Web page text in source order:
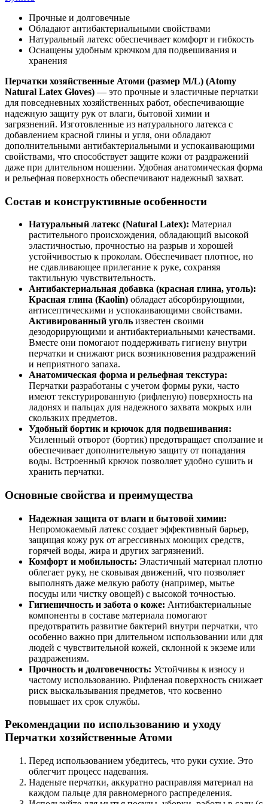
Прочные и долговечные
Обладают антибактериальными свойствами
Натуральный латекс обеспечивает комфорт и гибкость
Оснащены удобным крючком для подвешивания и
хранения
Перчатки хозяйственные Атоми (размер M/L) (Atomy
Natural Latex Gloves) — это прочные и эластичные перчатки
для повседневных хозяйственных работ, обеспечивающие
надежную защиту рук от влаги, бытовой химии и
загрязнений. Изготовленные из натурального латекса с
добавлением красной глины и угля, они обладают
дополнительными антибактериальными и успокаивающими
свойствами, что способствует защите кожи от раздражений
даже при длительном ношении. Удобная анатомическая форма
и рельефная поверхность обеспечивают надежный захват.
Состав и конструктивные особенности
Натуральный латекс (Natural Latex): Материал
растительного происхождения, обладающий высокой
эластичностью, прочностью на разрыв и хорошей
устойчивостью к проколам. Обеспечивает плотное, но
не сдавливающее прилегание к руке, сохраняя
тактильную чувствительность.
Антибактериальная добавка (красная глина, уголь):
Красная глина (Kaolin) обладает абсорбирующими,
антисептическими и успокаивающими свойствами.
Активированный уголь известен своими
дезодорирующими и антибактериальными качествами.
Вместе они помогают поддерживать гигиену внутри
перчатки и снижают риск возникновения раздражений
и неприятного запаха.
Анатомическая форма и рельефная текстура:
Перчатки разработаны с учетом формы руки, часто
имеют текстурированную (рифленую) поверхность на
ладонях и пальцах для надежного захвата мокрых или
скользких предметов.
Удобный бортик и крючок для подвешивания:
Усиленный отворот (бортик) предотвращает сползание и
обеспечивает дополнительную защиту от попадания
воды. Встроенный крючок позволяет удобно сушить и
хранить перчатки.
Основные свойства и преимущества
Надежная защита от влаги и бытовой химии:
Непромокаемый латекс создает эффективный барьер,
защищая кожу рук от агрессивных моющих средств,
горячей воды, жира и других загрязнений.
Комфорт и мобильность: Эластичный материал плотно
облегает руку, не сковывая движений, что позволяет
выполнять даже мелкую работу (например, мытье
посуды или чистку овощей) с высокой точностью.
Гигиеничность и забота о коже: Антибактериальные
компоненты в составе материала помогают
предотвратить развитие бактерий внутри перчатки, что
особенно важно при длительном использовании или для
людей с чувствительной кожей, склонной к экземе или
раздражениям.
Прочность и долговечность: Устойчивы к износу и
частому использованию. Рифленая поверхность снижает
риск выскальзывания предметов, что косвенно
повышает их срок службы.
Рекомендации по использованию и уходу
Перчатки хозяйственные Атоми
Перед использованием убедитесь, что руки сухие. Это
облегчит процесс надевания.
Наденьте перчатки, аккуратно расправляя материал на
каждом пальце для равномерного распределения.